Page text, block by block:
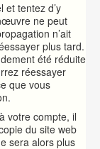
et tentez d’y
ne peut
n’ait
plus tard.
été réduite
réessayer
que vous
votre compte, il
du site web
sera alors plus